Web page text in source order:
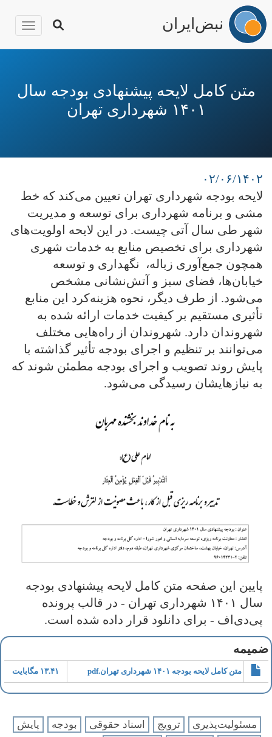
محتوای
نبض‌ایران
متن کامل لایحه پیشنهادی بودجه سال
۱۴۰۱ شهرداری تهران
۰۲/۰۶/۱۴۰۲
لایحه بودجه شهرداری تهران تعیین می‌کند که خط
مشی و برنامه شهرداری برای توسعه و مدیریت
شهر طی سال آتی چیست. در این لایحه اولویت‌های
شهرداری برای تخصیص منابع به خدمات شهری
همچون جمع‌آوری زباله، نگهداری و توسعه
خیابان‌ها، فضای سبز و آتش‌نشانی مشخص
می‌شود. از طرف دیگر، نحوه هزینه‌کرد این منابع
تأثیری مستقیم بر کیفیت خدمات ارائه شده به
شهروندان دارد. شهروندان از راه‌هایی مختلف
می‌توانند بر تنظیم و اجرای بودجه تأثیر گذاشته با
پایش روند تصویب و اجرای بودجه مطمئن شوند که
به نیازهایشان رسیدگی می‌شود.
پایین این صفحه متن کامل لایحه پیشنهادی بودجه
سال ۱۴۰۱ شهرداری تهران - در قالب پرونده
پی‌دی‌اف - برای دانلود قرار داده شده است.
ضمیمه
متن کامل لایحه بودجه ۱۴۰۱ شهرداری تهران.pdf ۱۳.۴۱ مگابایت
مسئولیت‌پذیری ترویج اسناد حقوقی بودجه
پایش